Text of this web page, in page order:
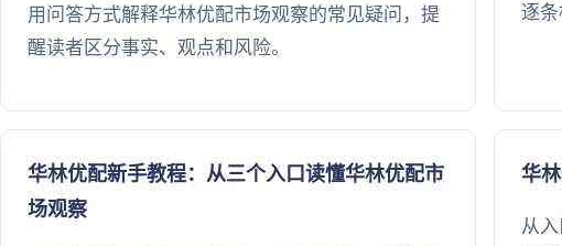
用问答方式解释华林优配市场观察的常见疑问，提
醒读者区分事实、观点和风险。
逐条
华林优配新手教程：从三个入口读懂华林优配市
场观察
华
从